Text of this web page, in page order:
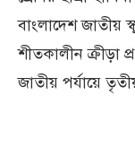
বাংলাদেশ জাতীয়
শীতকালীন ক্রীড়া
জাতীয় পর্যায়ে